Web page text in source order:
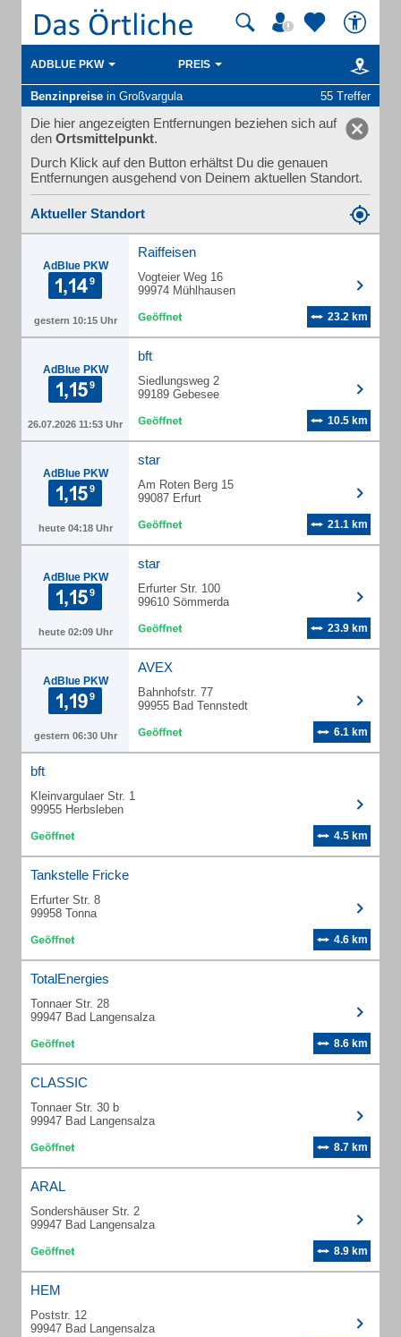
ADBLUE PKW PREIS
Benzinpreise in Großvargula 55 Treffer
Die hier angezeigten Entfernungen beziehen sich auf
den Ortsmittelpunkt.
Durch Klick auf den Button erhältst Du die genauen
Entfernungen ausgehend von Deinem aktuellen Standort.
Aktueller Standort
AdBlue PKW
gestern 10:15 Uhr
Raiffeisen
Vogteier Weg 16
99974 Mühlhausen
23.2 km
AdBlue PKW
26.07.2026 11:53 Uhr
bft
Siedlungsweg 2
99189 Gebesee
10.5 km
AdBlue PKW
heute 04:18 Uhr
star
Am Roten Berg 15
99087 Erfurt
21.1 km
AdBlue PKW
heute 02:09 Uhr
star
Erfurter Str. 100
99610 Sömmerda
23.9 km
AdBlue PKW
gestern 06:30 Uhr
AVEX
Bahnhofstr. 77
99955 Bad Tennstedt
6.1 km
bft
Kleinvargulaer Str. 1
99955 Herbsleben
4.5 km
Tankstelle Fricke
Erfurter Str. 8
99958 Tonna
4.6 km
TotalEnergies
Tonnaer Str. 28
99947 Bad Langensalza
8.6 km
CLASSIC
Tonnaer Str. 30 b
99947 Bad Langensalza
8.7 km
ARAL
Sondershäuser Str. 2
99947 Bad Langensalza
8.9 km
HEM
Poststr. 12
99947 Bad Langensalza